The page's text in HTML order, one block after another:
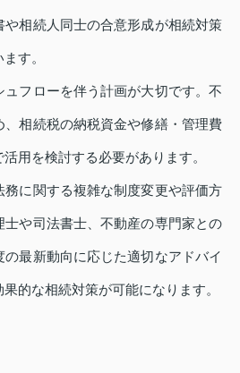
相続人同士の合意形成が相続対策
す。
フローを伴う計画が大切です。不
相続税の納税資金や修繕・管理費
用を検討する必要があります。
に関する複雑な制度変更や評価方
や司法書士、不動産の専門家との
最新動向に応じた適切なアドバイ
的な相続対策が可能になります。